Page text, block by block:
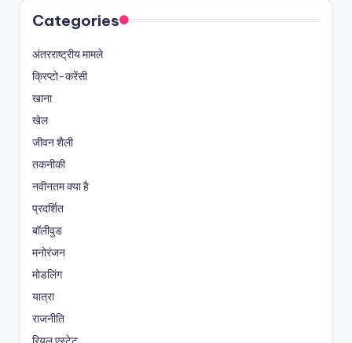
Categories
अंतरराष्ट्रीय मामले
क्रिप्टो-करेंसी
खाना
खेल
जीवन शैली
तकनीकी
नवीनतम क्या है
प्रदर्शित
बॉलीवुड
मनोरंजन
मोडलिंग
यात्रा
राजनीति